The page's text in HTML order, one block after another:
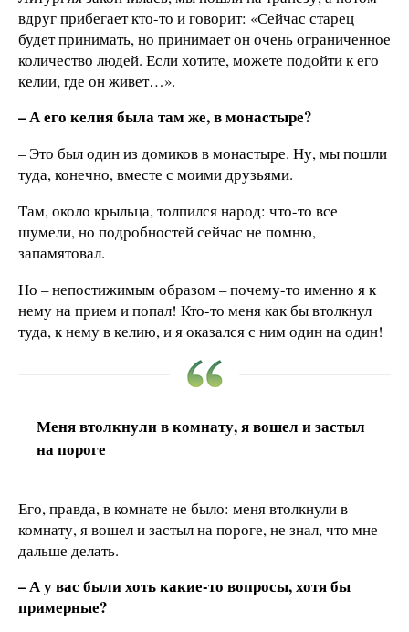
вдруг прибегает кто-то и говорит: «Сейчас старец
будет принимать, но принимает он очень ограниченное
количество людей. Если хотите, можете подойти к его
келии, где он живет…».
– А его келия была там же, в монастыре?
– Это был один из домиков в монастыре. Ну, мы пошли
туда, конечно, вместе с моими друзьями.
Там, около крыльца, толпился народ: что-то все
шумели, но подробностей сейчас не помню,
запамятовал.
Но – непостижимым образом – почему-то именно я к
нему на прием и попал! Кто-то меня как бы втолкнул
туда, к нему в келию, и я оказался с ним один на один!
Меня втолкнули в комнату, я вошел и застыл
на пороге
Его, правда, в комнате не было: меня втолкнули в
комнату, я вошел и застыл на пороге, не знал, что мне
дальше делать.
–А у вас были хоть какие-то вопросы, хотя бы
примерные?